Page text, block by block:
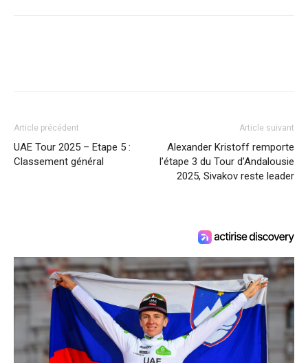
Article précédent
UAE Tour 2025 – Etape 5 :
Classement général
Article suivant
Alexander Kristoff remporte
l’étape 3 du Tour d’Andalousie
2025, Sivakov reste leader